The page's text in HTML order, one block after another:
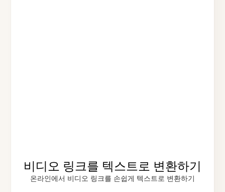
비디오 링크를 텍스트로 변환하기
온라인에서 비디오 링크를 손쉽게 텍스트로 변환하기